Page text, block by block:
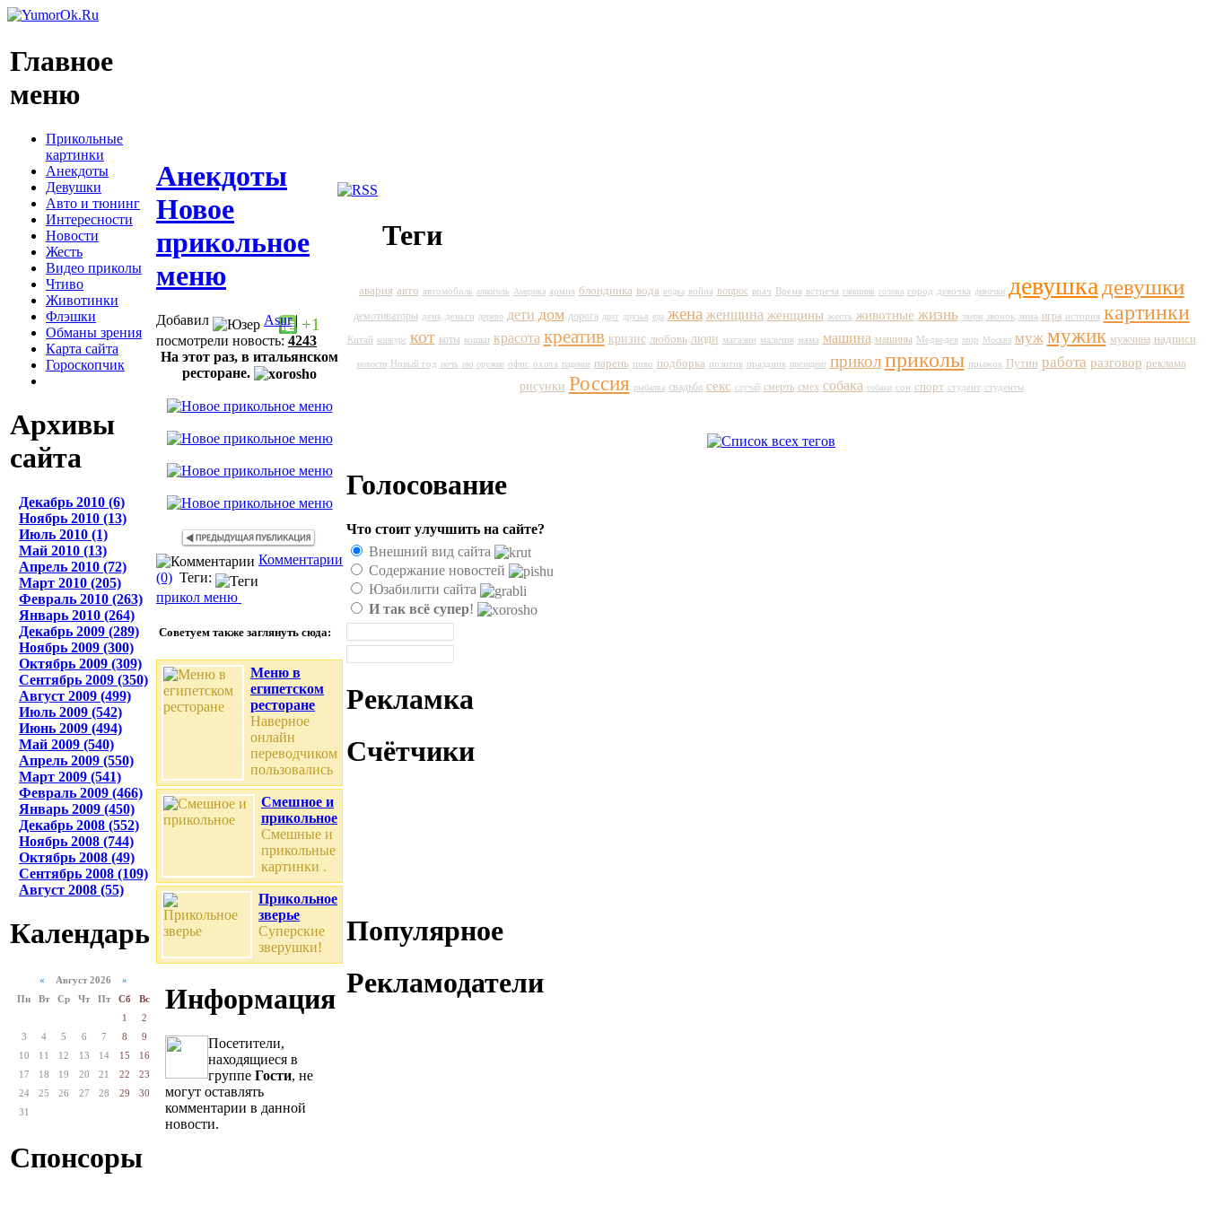
Главное
меню
Прикольные
картинки
Анекдоты
Девушки
Авто и тюнинг
Интересности
Новости
Жесть
Видео приколы
Чтиво
Животинки
Флэшки
Обманы зрения
Карта сайта
Гороскопчик
Архивы
сайта
Декабрь 2010 (6)
Ноябрь 2010 (13)
Июль 2010 (1)
Май 2010 (13)
Апрель 2010 (72)
Март 2010 (205)
Февраль 2010 (263)
Январь 2010 (264)
Декабрь 2009 (289)
Ноябрь 2009 (300)
Октябрь 2009 (309)
Сентябрь 2009 (350)
Август 2009 (499)
Июль 2009 (542)
Июнь 2009 (494)
Май 2009 (540)
Апрель 2009 (550)
Март 2009 (541)
Февраль 2009 (466)
Январь 2009 (450)
Декабрь 2008 (552)
Ноябрь 2008 (744)
Октябрь 2008 (49)
Сентябрь 2008 (109)
Август 2008 (55)
Календарь
« Август 2026 »
Пн
Вт Ср Чт Пт Сб
Вс
1
2
3
4 5 6 7 8
9
10
11 12 13 14 15
16
17
18 19 20 21 22
23
24
25 26 27 28 29
30
31
Спонсоры
Анекдоты
Новое
прикольное
меню
+1
Добавил Asur|
посмотрели новость: 4243
На этот раз, в итальянском
ресторане.
Комментарии
(0) Теги:
прикол меню
Советуем также заглянуть сюда:
Меню в
египетском
ресторане
Наверное
онлайн
переводчиком
пользовались
Смешное и
прикольное
Смешные и
прикольные
картинки .
Прикольное
зверье
Суперские
зверушки!
Информация
Посетители,
находящиеся в
группе Гости, не
могут оставлять
комментарии в данной
новости.
Теги
авария авто автомобиль алкоголь Америка армия блондинка вода водка война вопрос врач Время встреча гаишник голова город девочка девочки девушка девушки
демотиваторы день деньги дерево дети дом дорога друг друзья еда жена женщина женщины жесть животные жизнь звери звонок зима игра история картинки
Китай конкурс кот коты кошки красота креатив кризис любовь люди магазин мальчик мама машина машины Медведев мир Москва муж мужик мужчина надписи
новости Новый год ночь ню оружие офис охота падение парень пиво подборка позитив праздник президент прикол приколы прыжок Путин работа разговор реклама
рисунки Россия рыбалка свадьба секс случай смерть смех собака собаки сон спорт студент студенты
Голосование
Что стоит улучшить на сайте?
Внешний вид сайта
Содержание новостей
Юзабилити сайта
И так всё супер!
Рекламка
Счётчики
Популярное
Рекламодатели